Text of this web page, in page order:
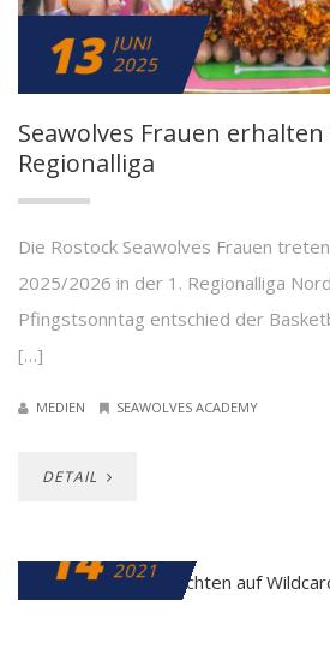
13 JUNI
2025
Seawolves Frauen
Regionalliga
Die Rostock Seawolves Frauen
2025/2026 in der 1. Regionalliga
Pfingstsonntag entschied der
[…]
MEDIEN SEAWOLVES ACADEMY
DETAIL
14 2021